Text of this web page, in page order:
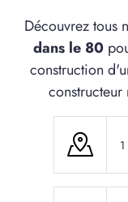
SERVICE BDL
Découvrez tous
dans le 80
construction